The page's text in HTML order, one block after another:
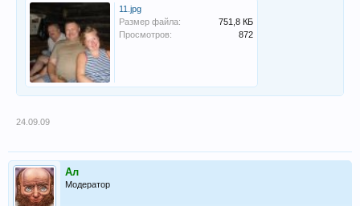
11.jpg
Размер файла:
751,8 КБ
Просмотров:
872
24.09.09
Ал
Модератор